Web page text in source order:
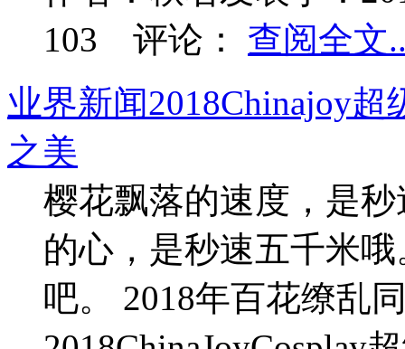
103 评论：
查阅全文
业界新闻2018Chinajoy
之美
樱花飘落的速度，是
的心，是秒速五千米
吧。 2018年百花缭乱